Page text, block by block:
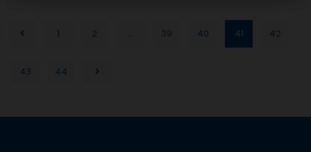
1 2 ... 39 40 41 42
43 44